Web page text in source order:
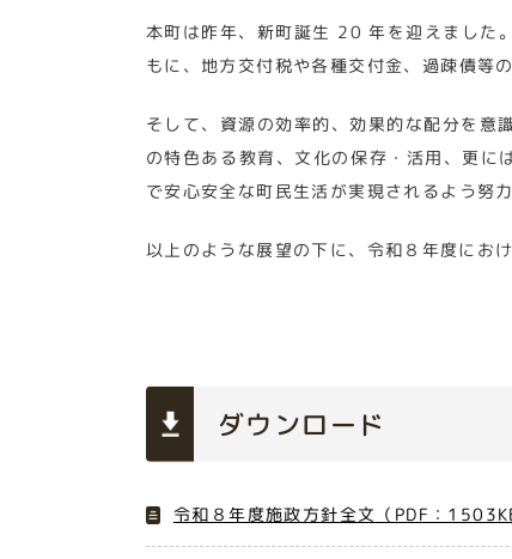
本町は昨年、新町誕生 20 年を迎えました
もに、地方交付税や各種交付金、過疎債等
そして、資源の効率的、効果的な配分を意
の特色ある教育、文化の保存・活用、更
で安心安全な町民生活が実現されるよう努
以上のような展望の下に、令和８年度にお
ダウンロード
令和８年度施政方針全文（PDF：